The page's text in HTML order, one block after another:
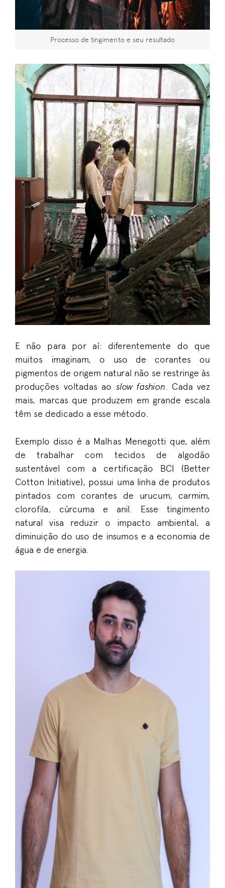
Processo de tingimento e seu resultado
E não para por aí: diferentemente do que
muitos imaginam, o uso de corantes ou
pigmentos de origem natural não se restringe às
produções voltadas ao slow fashion . Cada vez
mais, marcas que produzem em grande escala
têm se dedicado a esse método.
Exemplo disso é a Malhas Menegotti que, além
de trabalhar com tecidos de algodão
sustentável com a certificação BCI (Better
Cotton Initiative), possui uma linha de produtos
pintados com corantes de urucum, carmim,
clorofila, cúrcuma e anil. Esse tingimento
natural visa reduzir o impacto ambiental, a
diminuição do uso de insumos e a economia de
água e de energia.